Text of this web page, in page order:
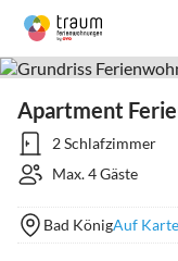
Apartment
2 Schlafzimmer
Max. 4 Gäste
Bad KönigAuf